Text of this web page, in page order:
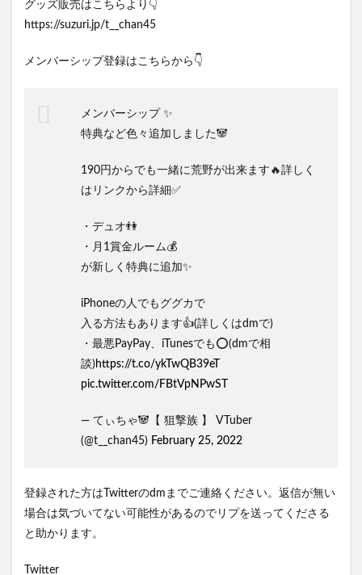
グッズ販売はこちらより👇
https://suzuri.jp/t__chan45
メンバーシップ登録はこちらから👇
メンバーシップ ✨
特典など色々追加しました🐼
190円からでも一緒に荒野が出来ます🔥詳しく
はリンクから詳細✅
・デュオ👫
・月1賞金ルーム💰
が新しく特典に追加✨
iPhoneの人でもググカで
入る方法もあります👍(詳しくはdmで)
・最悪PayPay、iTunesでも⭕️(dmで相
談)https://t.co/ykTwQB39eT
pic.twitter.com/FBtVpNPwST
— てぃちゃ🐼【 狙撃族 】 VTuber
(@t__chan45) February 25, 2022
登録された方はTwitterのdmまでご連絡ください。返信が無い
場合は気づいてない可能性があるのでリプを送ってくださる
と助かります。
Twitter